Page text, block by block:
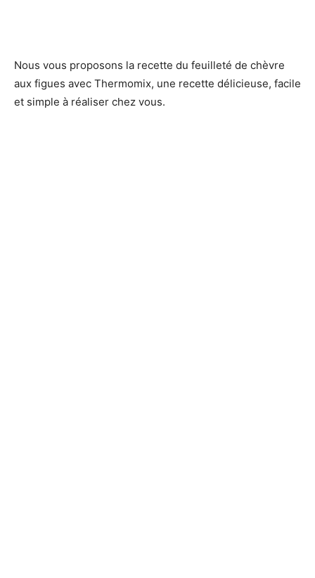
Nous vous proposons la recette du feuilleté de chèvre
aux figues avec Thermomix, une recette délicieuse, facile
et simple à réaliser chez vous.